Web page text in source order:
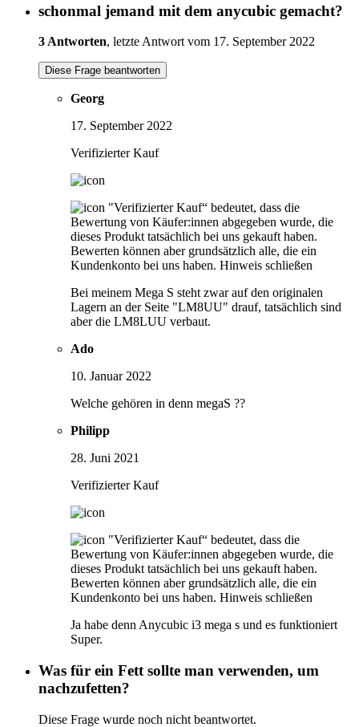
schonmal jemand mit dem anycubic gemacht?
3 Antworten, letzte Antwort vom 17. September 2022
Diese Frage beantworten
Georg
17. September 2022
Verifizierter Kauf
"Verifizierter Kauf“ bedeutet, dass die
Bewertung von Käufer:innen abgegeben wurde, die
dieses Produkt tatsächlich bei uns gekauft haben.
Bewerten können aber grundsätzlich alle, die ein
Kundenkonto bei uns haben. Hinweis schließen
Bei meinem Mega S steht zwar auf den originalen
Lagern an der Seite "LM8UU" drauf, tatsächlich sind
aber die LM8LUU verbaut.
Ado
10. Januar 2022
Welche gehören in denn megaS ??
Philipp
28. Juni 2021
Verifizierter Kauf
"Verifizierter Kauf“ bedeutet, dass die
Bewertung von Käufer:innen abgegeben wurde, die
dieses Produkt tatsächlich bei uns gekauft haben.
Bewerten können aber grundsätzlich alle, die ein
Kundenkonto bei uns haben. Hinweis schließen
Ja habe denn Anycubic i3 mega s und es funktioniert
Super.
Was für ein Fett sollte man verwenden, um
nachzufetten?
Diese Frage wurde noch nicht beantwortet.